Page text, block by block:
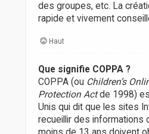
des groupes, etc. La
rapide et vivement
Haut
Que signifie COPPA ?
COPPA (ou Children’s
Protection Actde 1998)
Unis qui dit que les sites
recueillir des informations